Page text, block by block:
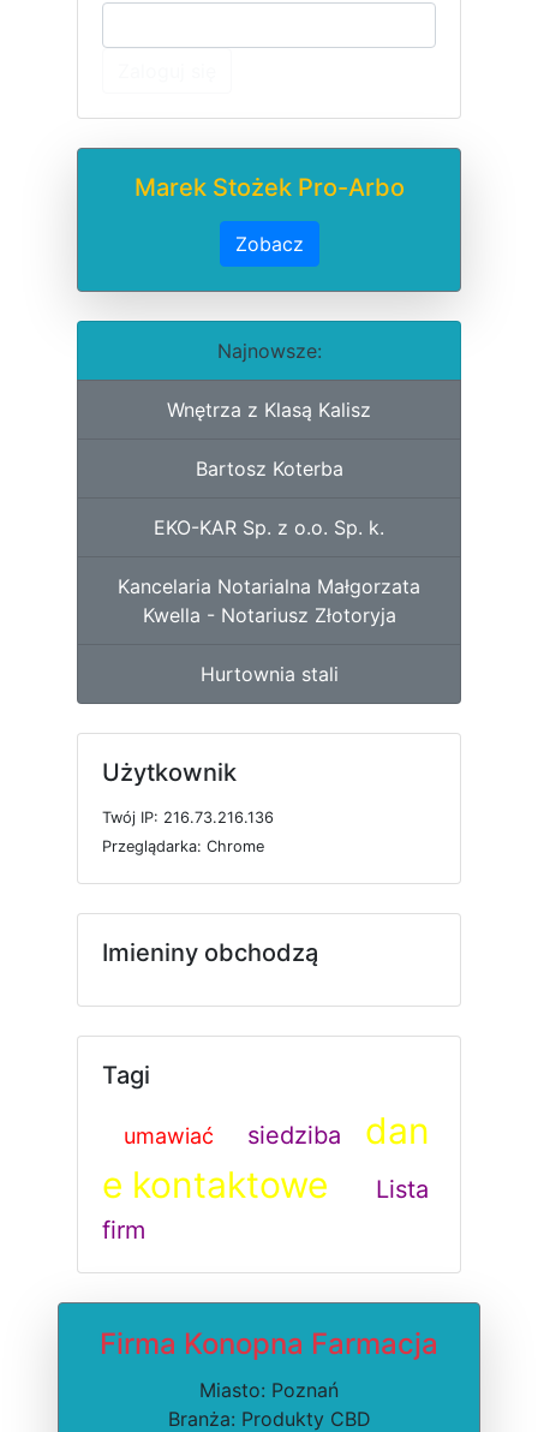
Marek Stożek Pro-Arbo
Zobacz
Najnowsze:
Wnętrza z Klasą Kalisz
Bartosz Koterba
EKO-KAR Sp. z o.o. Sp. k.
Kancelaria Notarialna Małgorzata
Kwella - Notariusz Złotoryja
Hurtownia stali
Użytkownik
Twój IP: 216.73.216.136
Przeglądarka: Chrome
Imieniny obchodzą
Tagi
umawiać siedziba
dan
e kontaktowe
Lista
firm
Firma Konopna Farmacja
Miasto: Poznań
Branża: Produkty CBD